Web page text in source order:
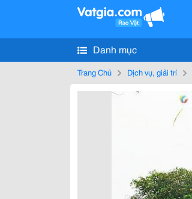
Danh mục
Trang Chủ Dịch vụ, giải trí